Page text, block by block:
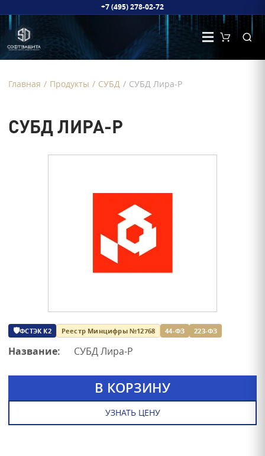
+7 (495) 278-02-72
Главная / Продукты / СУБД / СУБД Лира-Р
СУБД ЛИРА-Р
🛡ФСТЭК К2 Реестр Минцифры №12768 44-ФЗ 223-ФЗ
Название: СУБД Лира-Р
В КОРЗИНУ
УЗНАТЬ ЦЕНУ